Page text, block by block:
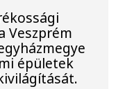
Veszprém
épületek